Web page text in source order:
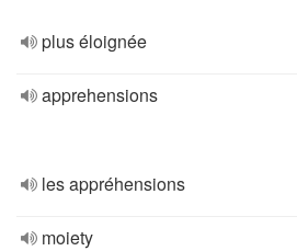
plus éloignée
apprehensions
les appréhensions
moiety